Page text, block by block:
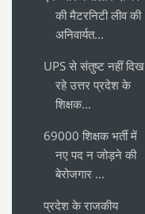
की मैटरनिटी लीव की
अनिवार्यत...
UPS से संतुष्ट नहीं दिख
रहे उत्तर प्रदेश के
शिक्षक...
69000 शिक्षक भर्ती में
नए पद न जोड़ने की
बेरोजगार ...
प्रदेश के राजकीय